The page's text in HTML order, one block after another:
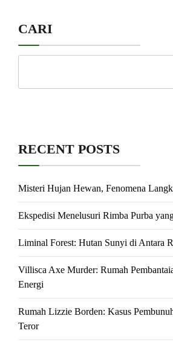
CARI
RECENT POSTS
Misteri Hujan Hewan, Fenomena
Ekspedisi Menelusuri Rimba Purba
Liminal Forest: Hutan Sunyi di Antara
Villisca Axe Murder: Rumah
Energi
Rumah Lizzie Borden: Kasus
Teror